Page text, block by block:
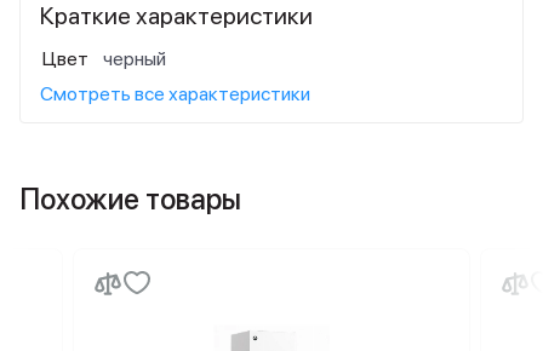
Краткие характеристики
Цвет
черный
Смотреть все характеристики
Похожие товары